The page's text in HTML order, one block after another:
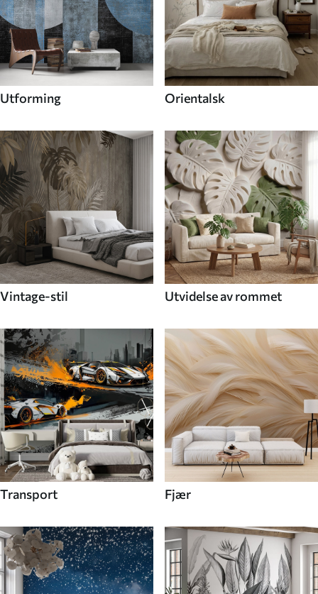
Utforming Orientalsk
Vintage-stil Utvidelse av rommet
Transport Fjær